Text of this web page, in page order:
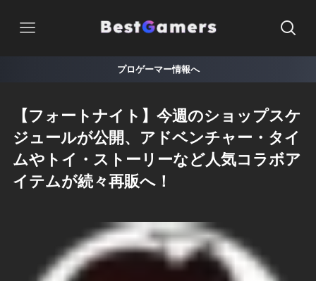
プロゲーマー情報へ
【フォートナイト】今週のショップスケ
ジュールが公開、アドベンチャー・タイ
ムやトイ・ストーリーなど人気コラボア
イテムが続々再販へ！